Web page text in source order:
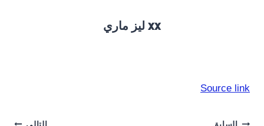
xx ليز ماري
Source link